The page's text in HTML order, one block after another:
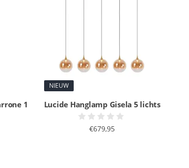
1
NIEUW
Lucide Hanglamp Gisela 5 lichts
€679,95